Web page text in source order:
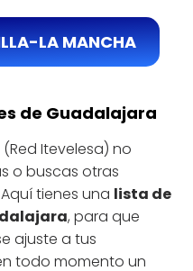
LA MANCHA
de Guadalajara
Itevelesa) no
o buscas otras
tienes una lista de
, para que
ajuste a tus
todo momento un